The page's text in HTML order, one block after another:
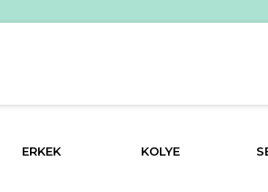
ERKEK KOLYE